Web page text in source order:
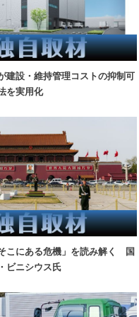
建設・維持管理コストの抑制可
を実用化
こにある危機」を読み解く 国
ビニシウス氏